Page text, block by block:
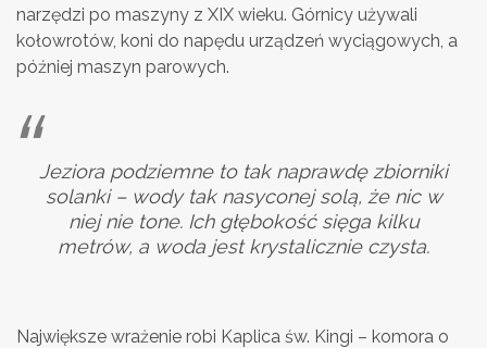
narzędzi po maszyny z XIX wieku. Górnicy używali
kołowrotów, koni do napędu urządzeń wyciągowych, a
później maszyn parowych.
Jeziora podziemne to tak naprawdę zbiorniki
solanki – wody tak nasyconej solą, że nic w
niej nie tone. Ich głębokość sięga kilku
metrów, a woda jest krystalicznie czysta.
Największe wrażenie robi Kaplica św. Kingi – komora o